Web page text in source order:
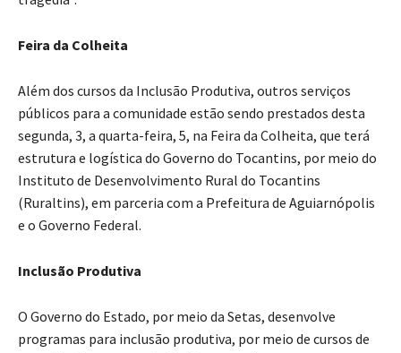
Feira da Colheita
Além dos cursos da Inclusão Produtiva, outros serviços
públicos para a comunidade estão sendo prestados desta
segunda, 3, a quarta-feira, 5, na Feira da Colheita, que terá
estrutura e logística do Governo do Tocantins, por meio do
Instituto de Desenvolvimento Rural do Tocantins
(Ruraltins), em parceria com a Prefeitura de Aguiarnópolis
e o Governo Federal.
Inclusão Produtiva
O Governo do Estado, por meio da Setas, desenvolve
programas para inclusão produtiva, por meio de cursos de